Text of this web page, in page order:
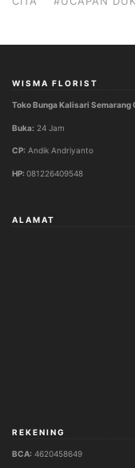
WISMA FLORIST
Toko Bunga Kalisari Semarang
Buka: 24 Jam
CP: Andik Andriyanto
HP:081226409548
ALAMAT
REKENING
BCA: 4620458649